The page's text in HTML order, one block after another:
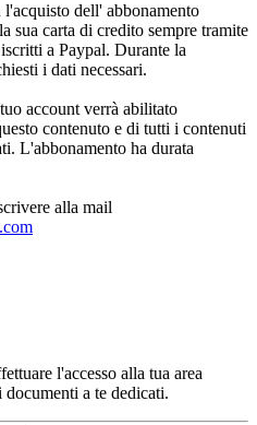
dell' abbonamento
sua carta di credito sempre tramite
a Paypal. Durante la
i dati necessari.
account verrà abilitato
contenuto e di tutti i contenuti
L'abbonamento ha durata
alla mail
l'accesso alla tua area
documenti a te dedicati.